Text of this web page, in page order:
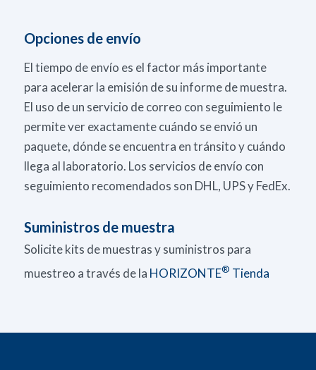
Opciones de envío
El tiempo de envío es el factor más importante
para acelerar la emisión de su informe de muestra.
El uso de un servicio de correo con seguimiento le
permite ver exactamente cuándo se envió un
paquete, dónde se encuentra en tránsito y cuándo
llega al laboratorio. Los servicios de envío con
seguimiento recomendados son DHL, UPS y FedEx.
Suministros de muestra
Solicite kits de muestras y suministros para
muestreo a través de la HORIZONTE® Tienda